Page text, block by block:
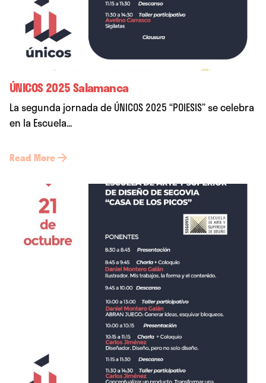
ÚNICOS 2025 Salamanca
La segunda jornada de ÚNICOS 2025 “POIESIS” se celebra
en la Escuela...
Read More